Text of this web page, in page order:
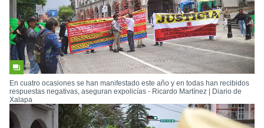
En cuatro ocasiones se han manifestado este año y en todas han recibidos
respuestas negativas, aseguran expolicías - Ricardo Martínez | Diario de
Xalapa